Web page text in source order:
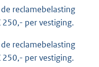
reclamebelasting
per vestiging.
reclamebelasting
per vestiging.